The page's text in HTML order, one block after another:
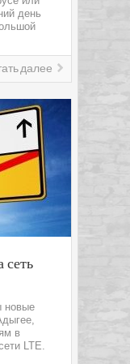
день
далее
новые
в
LTE.